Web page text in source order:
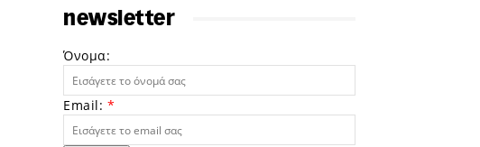
newsletter
Όνομα:
Email: *